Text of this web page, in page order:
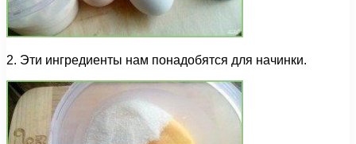
2. Эти ингредиенты нам понадобятся для начинки.